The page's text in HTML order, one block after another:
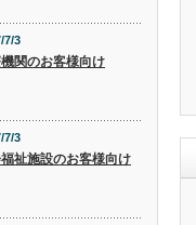
7/3
機関のお客様向け
7/3
祉施設のお客様向け